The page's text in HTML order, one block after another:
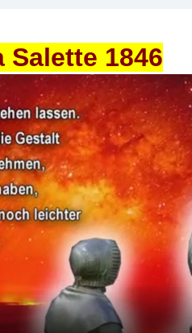
Salette 1846